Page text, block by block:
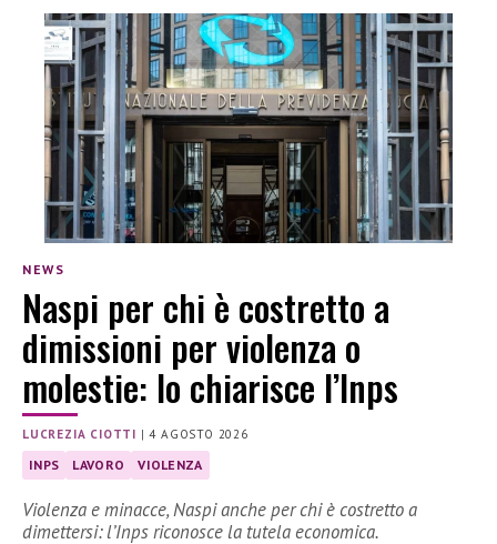
NEWS
Naspi per chi è costretto a
dimissioni per violenza o
molestie: lo chiarisce l’Inps
LUCREZIA CIOTTI |4 AGOSTO 2026
INPS LAVORO VIOLENZA
Violenza e minacce, Naspi anche per chi è costretto a
dimettersi: l’Inps riconosce la tutela economica.